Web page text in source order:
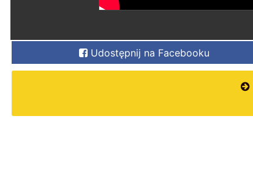
Udostępnij na Facebooku